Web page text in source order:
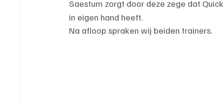
Introductie donateurclubs 26/27
Saestum zorgt door deze zege dat
in eigen hand heeft.
Na afloop spraken wij beiden trainers.